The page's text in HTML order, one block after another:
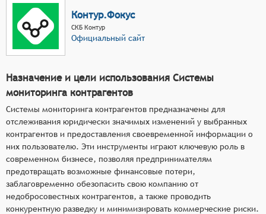
Контур.Фокус
СКБ Контур
Официальный сайт
Назначение и цели использования Системы
мониторинга контрагентов
Системы мониторинга контрагентов предназначены для
отслеживания юридически значимых изменений у выбранных
контрагентов и предоставления своевременной информации о
них пользователю. Эти инструменты играют ключевую роль в
современном бизнесе, позволяя предпринимателям
предотвращать возможные финансовые потери,
заблаговременно обезопасить свою компанию от
недобросовестных контрагентов, а также проводить
конкурентную разведку и минимизировать коммерческие риски.